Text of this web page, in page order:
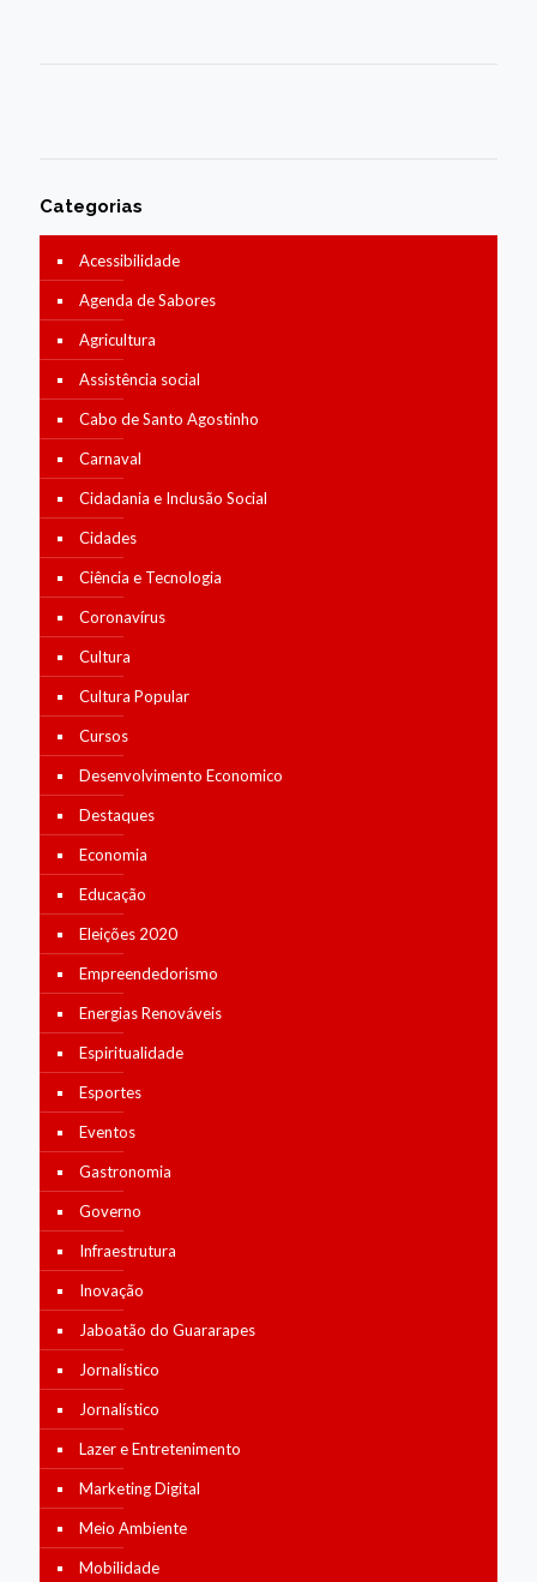
Categorias
Acessibilidade
Agenda de Sabores
Agricultura
Assistência social
Cabo de Santo Agostinho
Carnaval
Cidadania e Inclusão Social
Cidades
Ciência e Tecnologia
Coronavírus
Cultura
Cultura Popular
Cursos
Desenvolvimento Economico
Destaques
Economia
Educação
Eleições 2020
Empreendedorismo
Energias Renováveis
Espiritualidade
Esportes
Eventos
Gastronomia
Governo
Infraestrutura
Inovação
Jaboatão do Guararapes
Jornalístico
Jornalístico
Lazer e Entretenimento
Marketing Digital
Meio Ambiente
Mobilidade